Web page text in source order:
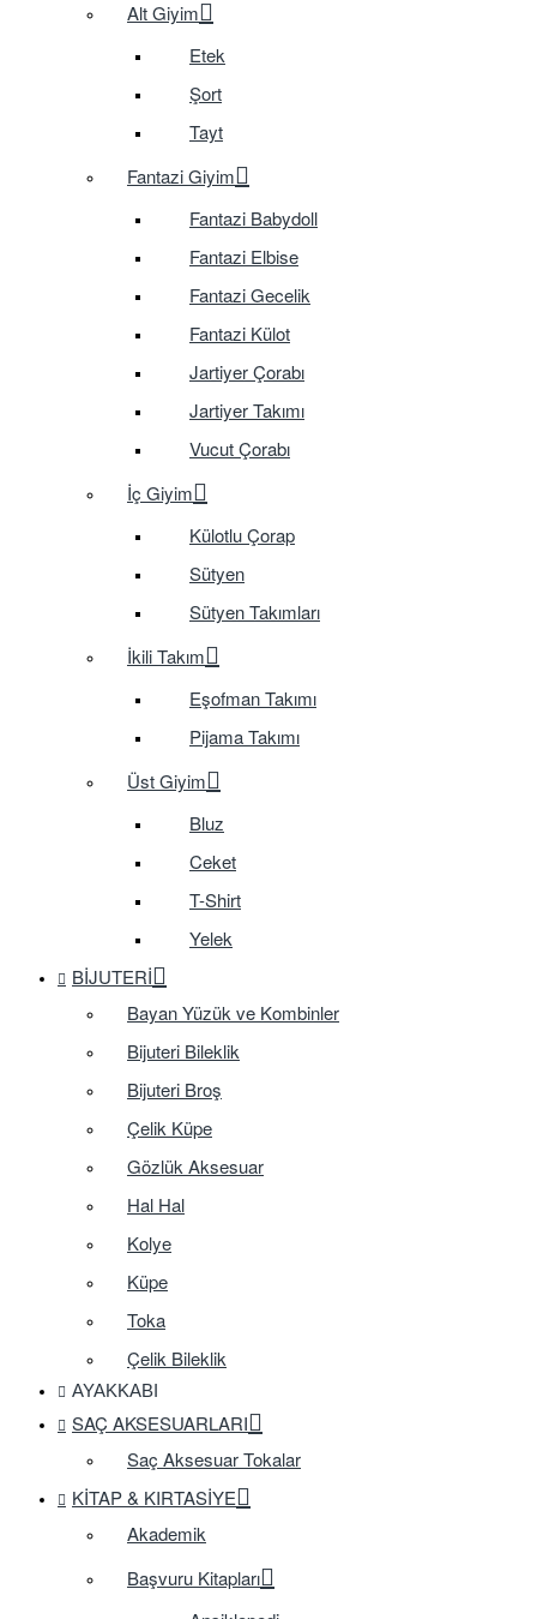
Alt Giyim
Etek
Şort
Tayt
Fantazi Giyim
Fantazi Babydoll
Fantazi Elbise
Fantazi Gecelik
Fantazi Külot
Jartiyer Çorabı
Jartiyer Takımı
Vucut Çorabı
İç Giyim
Külotlu Çorap
Sütyen
Sütyen Takımları
İkili Takım
Eşofman Takımı
Pijama Takımı
Üst Giyim
Bluz
Ceket
T-Shirt
Yelek
BIJUTERI
Bayan Yüzük ve Kombinler
Bijuteri Bileklik
Bijuteri Broş
Çelik Küpe
Gözlük Aksesuar
Hal Hal
Kolye
Küpe
Toka
Çelik Bileklik
AYAKKABI
SAÇ AKSESUARLARI
Saç Aksesuar Tokalar
KITAP & KIRTASIYE
Akademik
Başvuru Kitapları